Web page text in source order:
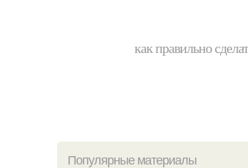
как правильно
Популярные материалы